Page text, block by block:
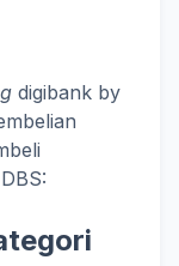
digibank by